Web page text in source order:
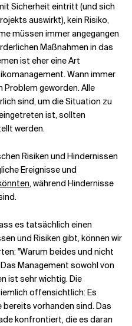
Sicherheit eintritt (und sich
auswirkt), kein Risiko,
müssen immer angegangen
Maßnahmen in das
ist eher eine Art
Wann immer
Problem geworden. Alle
sind, um die Situation zu
ist, sollten
werden.
Risiken und Hindernissen
Ereignisse und
, während Hindernisse
es tatsächlich einen
und Risiken gibt, können wir
"Warum beides und nicht
Management sowohl von
ist sehr wichtig. Die
offensichtlich: Es
vorhanden sind. Das
konfrontiert, die es daran